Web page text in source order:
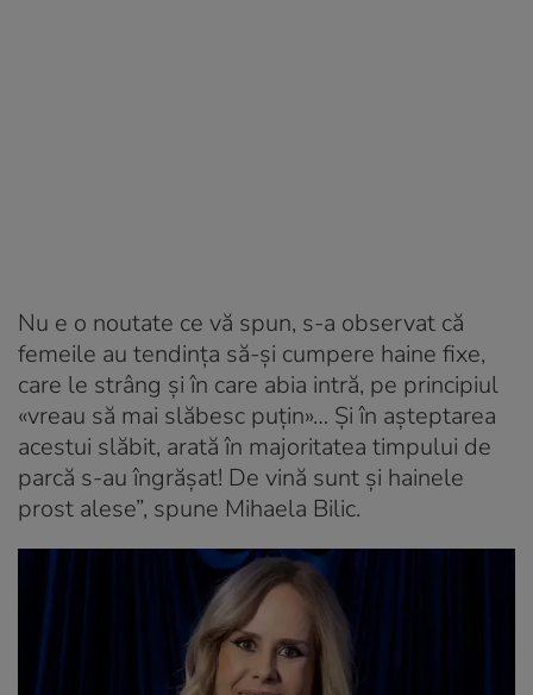
Nu e o noutate ce vă spun, s-a observat că
femeile au tendința să-și cumpere haine fixe,
care le strâng și în care abia intră, pe principiul
«vreau să mai slăbesc puțin»… Și în așteptarea
acestui slăbit, arată în majoritatea timpului de
parcă s-au îngrășat! De vină sunt și hainele
prost alese”, spune Mihaela Bilic.